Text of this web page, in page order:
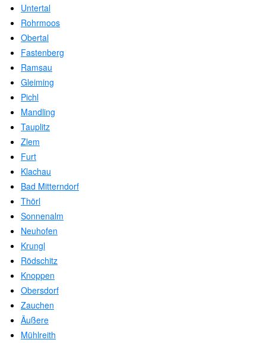
Untertal
Rohrmoos
Obertal
Fastenberg
Ramsau
Gleiming
Pichl
Mandling
Tauplitz
Zlem
Furt
Klachau
Bad Mitterndorf
Thörl
Sonnenalm
Neuhofen
Krungl
Rödschitz
Knoppen
Obersdorf
Zauchen
Äußere
Mühlreith